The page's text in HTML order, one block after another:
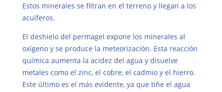
Estos minerales se filtran en el terreno y llegan a los
acuíferos.
El deshielo del permagel expone los minerales al
oxígeno y se produce la meteorización. Esta reacción
química aumenta la acidez del agua y disuelve
metales como el zinc, el cobre, el cadmio y el hierro.
Este último es el más evidente, ya que tiñe el agua